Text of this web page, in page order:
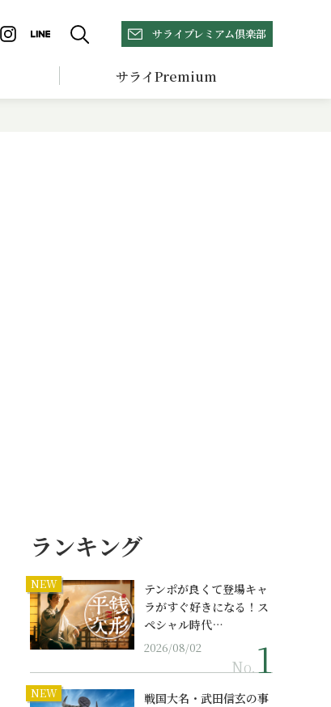
サライプレミアム倶楽部
サライPremium
ランキング
NEW
テンポが良くて登場キャ
ラがすぐ好きになる！ス
ペシャル時代…
2026/08/02
No.
NEW
戦国大名・武田信玄の事